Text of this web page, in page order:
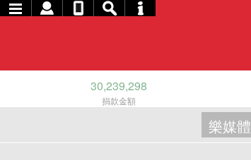
30,239,298
捐款金額
樂媒體